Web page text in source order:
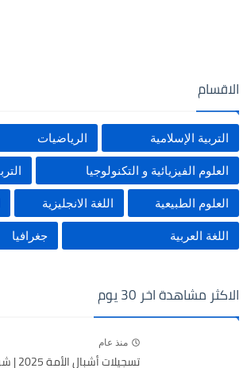
الاقسام
التربية الإسلامية الرياضيات
العلوم الفيزيائية و التكنولوجيا
العلوم الطبيعية اللغة الانجليزية
اللغة العربية جغرافيا
الاكثر مشاهدة اخر 30 يوم
منذ عام